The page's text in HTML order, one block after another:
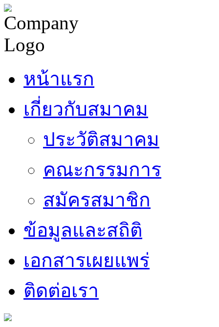
หน้าแรก
เกี่ยวกับสมาคม
ประวัติสมาคม
คณะกรรมการ
สมัครสมาชิก
ข้อมูลและสถิติ
เอกสารเผยแพร่
ติดต่อเรา